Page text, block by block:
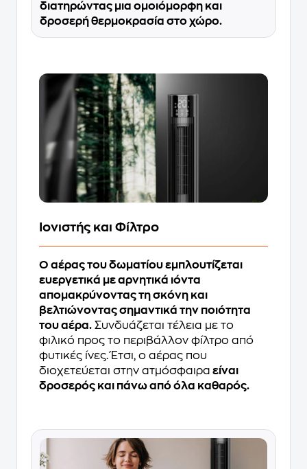
διατηρώντας μια ομοιόμορφη και
δροσερή θερμοκρασία στο χώρο.
Ιονιστής και Φίλτρο
Ο αέρας του δωματίου εμπλουτίζεται
ευεργετικά με αρνητικά ιόντα
απομακρύνοντας τη σκόνη και
βελτιώνοντας σημαντικά την ποιότητα
του αέρα. Συνδυάζεται τέλεια με το
φιλικό προς το περιβάλλον φίλτρο από
φυτικές ίνες. Έτσι, ο αέρας που
διοχετεύεται στην ατμόσφαιρα είναι
δροσερός και πάνω από όλα καθαρός.